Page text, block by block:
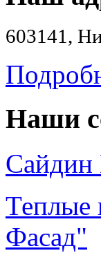
603141,
Наши
Сайдин
Теплые
Фасад"